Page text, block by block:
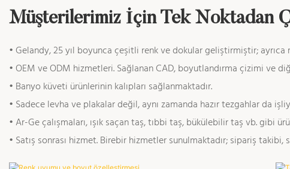
Müşterilerimiz İçin Tek Noktadan
• Gelandy, 25 yıl boyunca çeşitli renk ve dokular geliştirmiştir;
• OEM ve ODM hizmetleri. Sağlanan CAD, boyutlandırma çizimi ve
• Banyo küveti ürünlerinin kalıpları sağlanmaktadır.
• Sadece levha ve plakalar değil, aynı zamanda hazır tezgahlar da
•Ar-Ge çalışmaları, ışık saçan taş, tıbbi taş, bükülebilir taş vb. gibi
• Satış sonrası hizmet. Birebir hizmetler sunulmaktadır; sipariş